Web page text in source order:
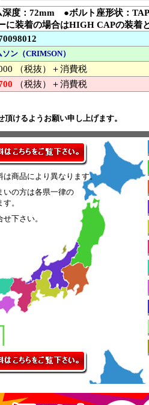
深度：72mm ●ボルト座形状：
に装着の場合はHIGH CAPの装着
ン（CRIMSON）
（税抜）＋消費税
（税抜）＋消費税
けるようお願い申し上げます。
は商品により異なります。
いの方は各県一律の
。
せ下さい。